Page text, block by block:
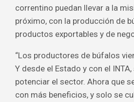
correntino puedan llevar a la
próximo, con la producción de
productos exportables y de
“Los productores de búfalos
Y desde el Estado y con el
potenciar el sector. Ahora que
con más beneficios, y solo se